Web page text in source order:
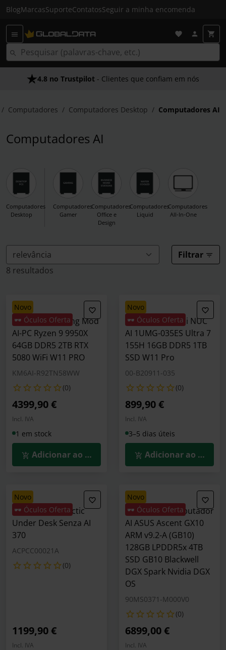
BlogMarcasSuporteContatosSeguir a minha encomenda
4.8 no Trustpilot - Clientes que confiam em nós
Computadores Computadores Desktop Computadores AI
Computadores AI
Computadores
Desktop
Computadores
Gamer
Computadores
Office e
Design
Computadores
Liquid
Computadores
All-In-One
Filtrar
8 resultados
novo
🕶️ Óculos Oferta
Computador King Mod
AI-PC Ryzen 9 9950X
64GB DDR5 2TB RTX
5080 WiFi W11 PRO
KM6AI-R92TN58WW
(0)
4399,90 €
Incl. IVA
1 em stock
Adicionar ao Carrinho
novo
🕶️ Óculos Oferta
Mini PC MSI Cubi NUC
AI 1UMG-035ES Ultra 7
155H 16GB DDR5 1TB
SSD W11 Pro
00-B20911-035
(0)
899,90 €
Incl. IVA
3–5 dias úteis
Adicionar ao
novo
🕶️ Óculos Oferta
Computador Arctic
Under Desk Senza AI
370
ACPCC00021A
(0)
1199,90 €
Incl. IVA
novo
🕶️ Óculos Oferta
Mini Supercomputador
AI ASUS Ascent GX10
ARM v9.2-A (GB10)
128GB LPDDR5x 4TB
SSD GB10 Blackwell
DGX Spark Nvidia DGX
OS
90MS0371-M000V0
(0)
6899,00 €
Incl. IVA